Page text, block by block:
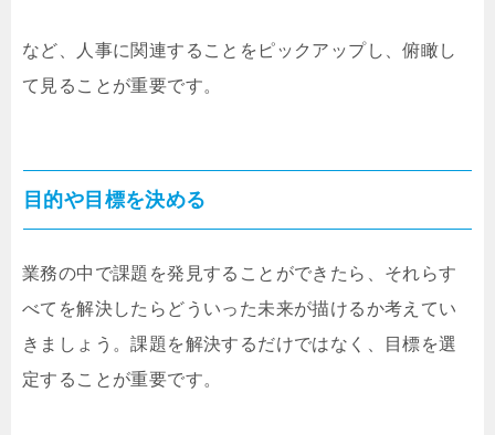
など、人事に関連することをピックアップし、俯瞰し
て見ることが重要です。
目的や目標を決める
業務の中で課題を発見することができたら、それらす
べてを解決したらどういった未来が描けるか考えてい
きましょう。課題を解決するだけではなく、目標を選
定することが重要です。